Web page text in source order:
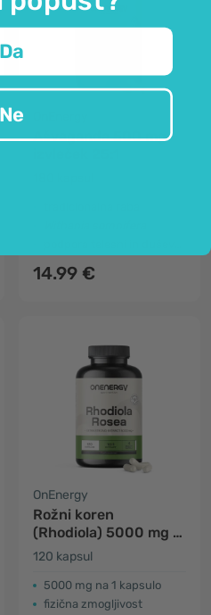
Ašvaganda 500 mg –
14.99 €
OnEnergy
Rožni koren
(Rhodiola) 5000 mg –
izvleček
120 kapsul
5000 mg na 1 kapsulo
fizična zmogljivost
Da
Ne